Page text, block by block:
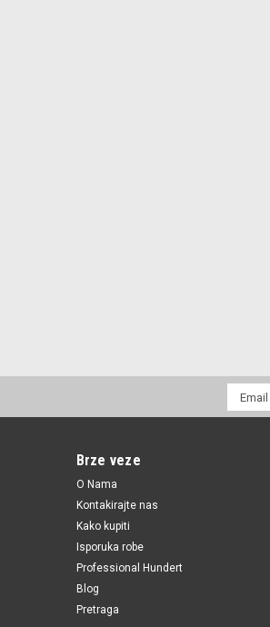
mail
Brze veze
O Nama
Kontakirajte nas
Kako kupiti
Isporuka robe
Professional Hundert
Blog
Pretraga